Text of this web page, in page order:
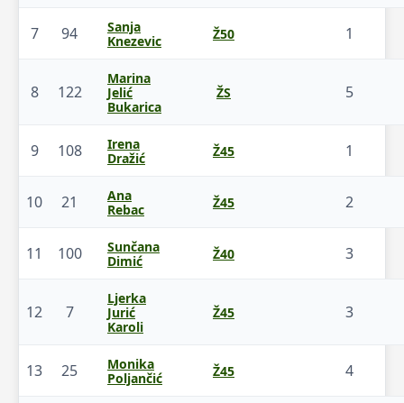
7 94
Sanja
Knezevic
Ž50 1
8 122
Marina
Jelić
Bukarica
ŽS 5
9 108
Irena
Dražić
Ž45 1
10 21
Ana
Rebac
Ž45 2
11 100
Sunčana
Dimić
Ž40 3
12 7
Ljerka
Jurić
Karoli
Ž45 3
13 25
Monika
Poljančić
Ž45 4